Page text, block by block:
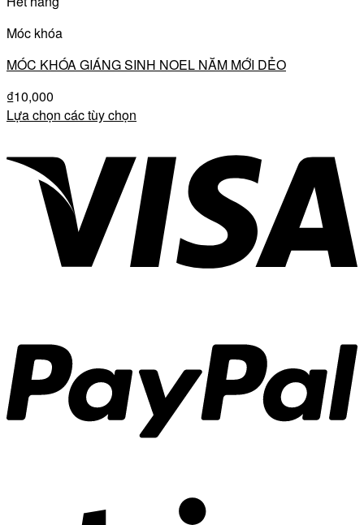
Móc khóa
MÓC KHÓA GIÁNG SINH NOEL NĂM MỚI DẺO
₫10,000
Lựa chọn các tùy chọn